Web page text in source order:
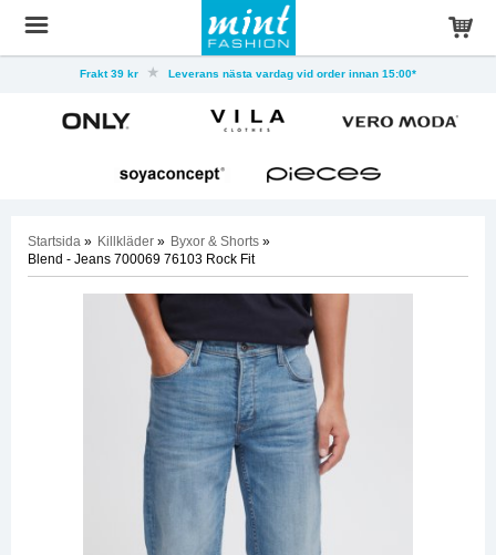
Frakt 39 kr Leverans nästa vardag vid order innan 15:00*
Startsida » Killkläder » Byxor & Shorts »
Blend - Jeans 700069 76103 Rock Fit